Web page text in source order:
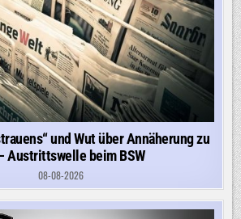
und Wut über Annäherung zu
Austrittswelle beim BSW
08-08-2026